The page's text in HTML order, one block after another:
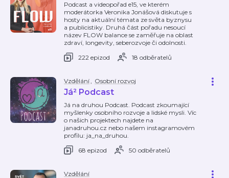
Podcast a videopořad e15, ve kterém
moderátorka Veronika Jonášová diskutuje s
hosty na aktuální témata ze světa byznysu
a publicistiky. Druhá část pořadu nesoucí
název FLOW balance se zaměřuje na oblast
zdraví, longevity, seberozvoje či odolnosti.
222 epizod
18 odběratelů
Vzdělání, Osobní rozvoj
Já² Podcast
Já na druhou Podcast. Podcast zkoumající
myšlenky osobního rozvoje a lidské mysli. Víc
o našich projektech najdete na
janadruhou.cz nebo našem instagramovém
profilu: ja_na_druhou.
68 epizod
50 odběratelů
Vzdělání